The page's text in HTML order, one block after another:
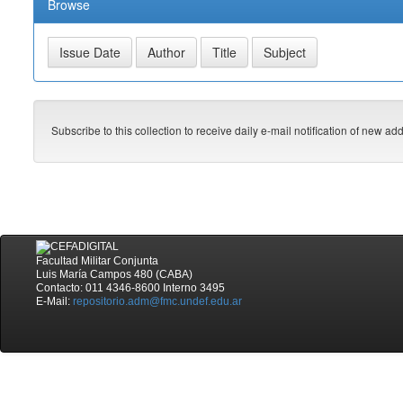
Browse
Subscribe to this collection to receive daily e-mail notification of new
Facultad Militar Conjunta
Luis María Campos 480 (CABA)
Contacto: 011 4346-8600 Interno 3495
E-Mail: repositorio.adm@fmc.undef.edu.ar